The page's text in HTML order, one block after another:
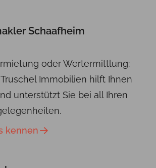
Schaafheim
oder Wertermittlung:
Immobilien hilft Ihnen
unterstützt Sie bei all Ihren
kennen